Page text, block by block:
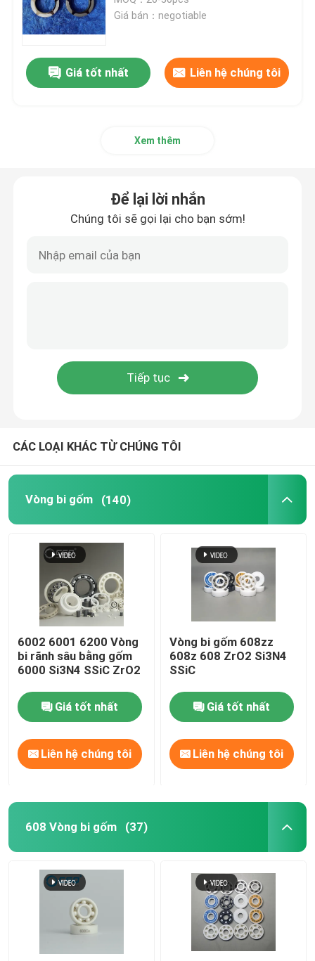
Vòng bi gốm lai
Lớp nắp Silicon Carbide
Gốm lực đẩy mang
Gốm sứ cấu trúc nâng cao
Bóng gốm Zirconia
Vòng bi silicon cacbua
Vòng bi gốm Zirconia
Niêm phong cơ khí
Giá bán：negotiable
Giá tốt nhất Liên hệ chúng tôi
Xem thêm
Để lại lời nhắn
Chúng tôi sẽ gọi lại cho bạn sớm!
CÁC LOẠI KHÁC TỪ CHÚNG TÔI
Vòng bi gốm (140)
6002 6001 6200 Vòng
bi rãnh sâu bằng gốm
6000 Si3N4 SSiC ZrO2
Giá tốt nhất
Liên hệ chúng tôi
Vòng bi gốm 608zz
608z 608 ZrO2 Si3N4
SSiC
Giá tốt nhất
Liên hệ chúng tôi
608 Vòng bi gốm (37)